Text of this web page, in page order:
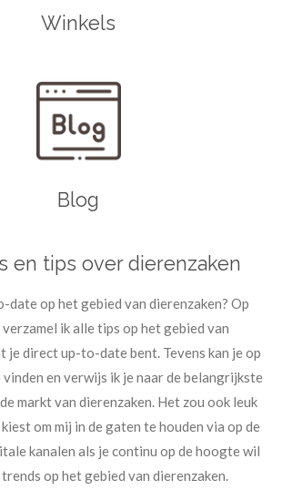
Winkels
Blog
en tips over dierenzaken
date op het gebied van dierenzaken? Op
ik alle tips op het gebied van
je direct up-to-date bent. Tevens kan je op
en verwijs ik je naar de belangrijkste
markt van dierenzaken. Het zou ook leuk
om mij in de gaten te houden via op de
kanalen als je continu op de hoogte wil
op het gebied van dierenzaken.